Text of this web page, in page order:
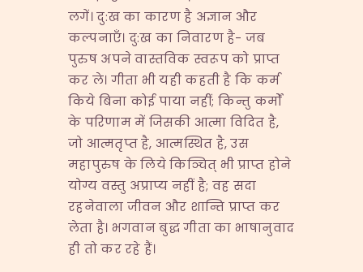
लगें। दु:ख का कारण है अज्ञान और
कल्पनाएँ। दु:ख का निवारण है- जब
पुरुष अपने वास्तविक स्वरूप को प्राप्त
कर ले। गीता भी यही कहती है कि कर्म
किये बिना कोई पाया नहीं; किन्तु कर्मों
के परिणाम में जिसकी आत्मा विदित है,
जो आत्मतृप्त है, आत्मस्थित है, उस
महापुरुष के लिये किञ्चित् भी प्राप्त होने
योग्य वस्तु अप्राप्य नहीं है; वह सदा
रहनेवाला जीवन और शान्ति प्राप्त कर
लेता है। भगवान बुद्ध गीता का भाषानुवाद
ही तो कर रहे हैं।